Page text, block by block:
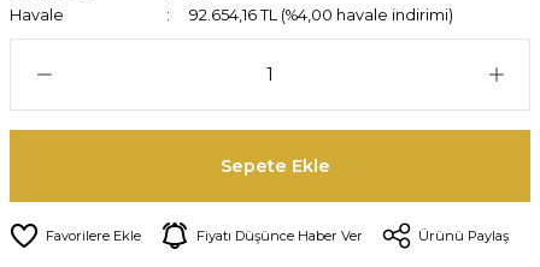
Havale
92.654,16 TL (%4,00 havale indirimi)
Sepete Ekle
Fiyatı Düşünce Haber Ver Ürünü Paylaş